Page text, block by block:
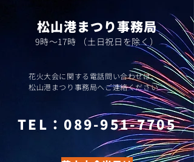
​松山港まつり事務局
​9時～17時 （土日祝日を除く）
​花火大会に関する電話問い合わせは、
松山港まつり事務局へご連絡ください
​TEL： 089-951-7705